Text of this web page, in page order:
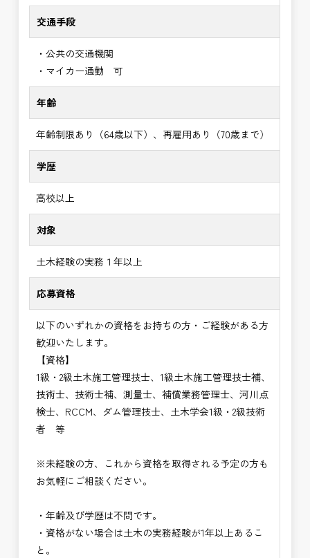
交通手段
・公共の交通機関
・マイカー通勤 可
年齢
年齢制限あり（64歳以下）、再雇用あり（70歳まで）
学歴
高校以上
対象
土木経験の実務１年以上
応募資格
以下のいずれかの資格をお持ちの方・ご経験がある方
歓迎いたします。
【資格】
1級・2級土木施工管理技士、1級土木施工管理技士補、
技術士、技術士補、測量士、補償業務管理士、河川点
検士、RCCM、ダム管理技士、土木学会1級・2級技術
者 等
※未経験の方、これから資格を取得される予定の方も
お気軽にご相談ください。
・年齢及び学歴は不問です。
・資格がない場合は土木の実務経験が1年以上あるこ
と。